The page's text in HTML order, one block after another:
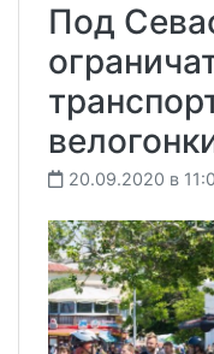
Под
20.09.2020 в